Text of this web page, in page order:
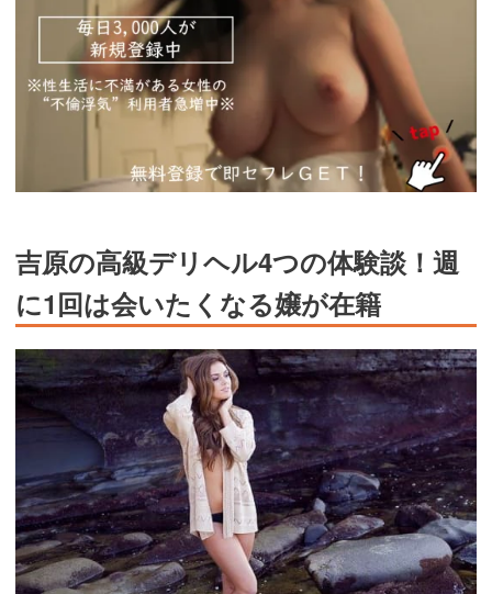
吉原の高級デリヘル4つの体験談！週
に1回は会いたくなる嬢が在籍